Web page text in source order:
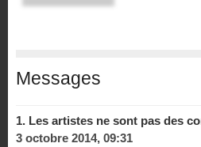
Messages
1. Les artistes ne sont pas des
3 octobre 2014, 09:31